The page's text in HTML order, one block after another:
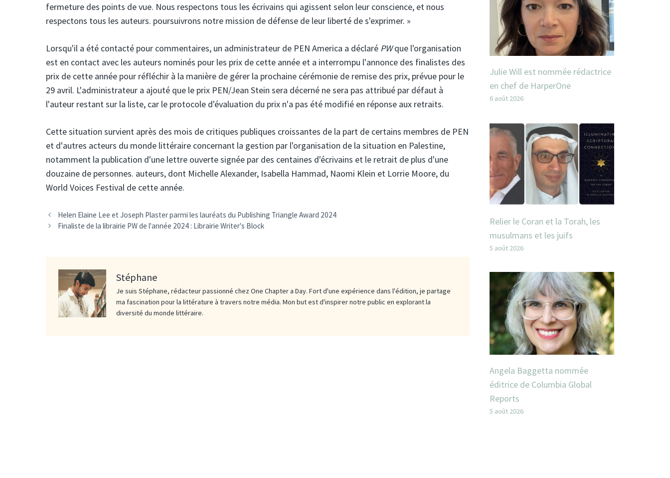
fermeture des points de vue. Nous respectons tous les écrivains qui agissent selon leur conscience, et nous
respectons tous les auteurs. poursuivrons notre mission de défense de leur liberté de s'exprimer. »
Lorsqu'il a été contacté pour commentaires, un administrateur de PEN America a déclaré PWque l'organisation
est en contact avec les auteurs nominés pour les prix de cette année et a interrompu l'annonce des finalistes des
prix de cette année pour réfléchir à la manière de gérer la prochaine cérémonie de remise des prix, prévue pour le
29 avril. L'administrateur a ajouté que le prix PEN/Jean Stein sera décerné ne sera pas attribué par défaut à
l'auteur restant sur la liste, car le protocole d'évaluation du prix n'a pas été modifié en réponse aux retraits.
Cette situation survient après des mois de critiques publiques croissantes de la part de certains membres de PEN
et d'autres acteurs du monde littéraire concernant la gestion par l'organisation de la situation en Palestine,
notamment la publication d'une lettre ouverte signée par des centaines d'écrivains et le retrait de plus d'une
douzaine de personnes. auteurs, dont Michelle Alexander, Isabella Hammad, Naomi Klein et Lorrie Moore, du
World Voices Festival de cette année.
Helen Elaine Lee et Joseph Plaster parmi les lauréats du Publishing Triangle Award 2024
Finaliste de la librairie PW de l'année 2024 : Librairie Writer's Block
Stéphane
Je suis Stéphane, rédacteur passionné chez One Chapter a Day. Fort d'une expérience dans l'édition, je partage
ma fascination pour la littérature à travers notre média. Mon but est d'inspirer notre public en explorant la
diversité du monde littéraire.
Julie Will est nommée rédactrice
en chef de HarperOne
6 août 2026
Relier le Coran et la Torah, les
musulmans et les juifs
5 août 2026
Angela Baggetta nommée
éditrice de Columbia Global
Reports
5 août 2026